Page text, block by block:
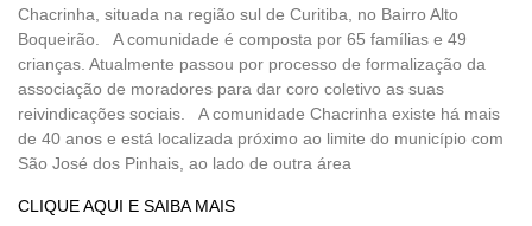
Chacrinha, situada na região sul de Curitiba, no Bairro Alto
Boqueirão. A comunidade é composta por 65 famílias e 49
crianças. Atualmente passou por processo de formalização da
associação de moradores para dar coro coletivo as suas
reivindicações sociais. A comunidade Chacrinha existe há mais
de 40 anos e está localizada próximo ao limite do município com
São José dos Pinhais, ao lado de outra área
CLIQUE AQUI E SAIBA MAIS